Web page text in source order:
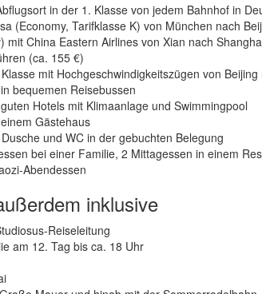
in der 1. Klasse von jedem Bahnhof in
(Economy, Tarifklasse K) von München nach
mit China Eastern Airlines von Xian nach
(ca. 155 €)
mit Hochgeschwindigkeitszügen von
bequemen Reisebussen
Hotels mit Klimaanlage und Swimmingpool
Gästehaus
und WC in der gebuchten Belegung
bei einer Familie, 2 Mittagessen in einem
Abendessen
inklusive
Reiseleitung
am 12. Tag bis ca. 18 Uhr